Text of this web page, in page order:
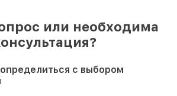
или необходима
с выбором